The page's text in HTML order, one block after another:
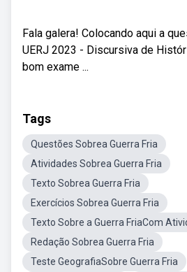
Fala galera! Colocando aqui a
UERJ 2023 - Discursiva de
bom exame ...
Tags
Questões Sobrea Guerra Fria
Atividades Sobrea Guerra Fria
Texto Sobrea Guerra Fria
Exercícios Sobrea Guerra Fria
Texto Sobre a Guerra FriaCom
Redação Sobrea Guerra Fria
Teste GeografiaSobre Guerra Fria